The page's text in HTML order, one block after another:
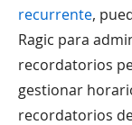
recurrente,
Ragic para
recordatorios
gestionar
recordatorios